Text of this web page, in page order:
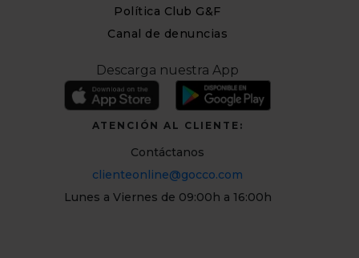
Política Club G&F
Canal de denuncias
Descarga nuestra App
ATENCIÓN AL CLIENTE:
Contáctanos
clienteonline@gocco.com
Lunes a Viernes de 09:00h a 16:00h